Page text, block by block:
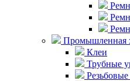
Промышленная
Клеи
Трубные